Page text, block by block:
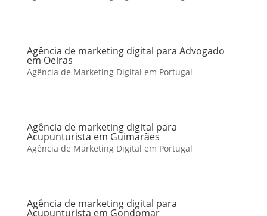
Agência de marketing digital para Advogado
em Oeiras
Agência de Marketing Digital em Portugal
Agência de marketing digital para
Acupunturista em Guimarães
Agência de Marketing Digital em Portugal
Agência de marketing digital para
Acupunturista em Gondomar